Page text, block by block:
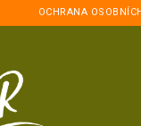
OCHRANA